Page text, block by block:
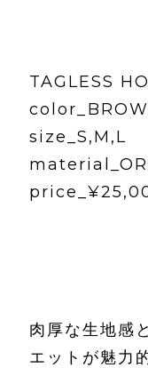
TAGLESS
size_S,M,L
肉厚な生地感
エットが魅力